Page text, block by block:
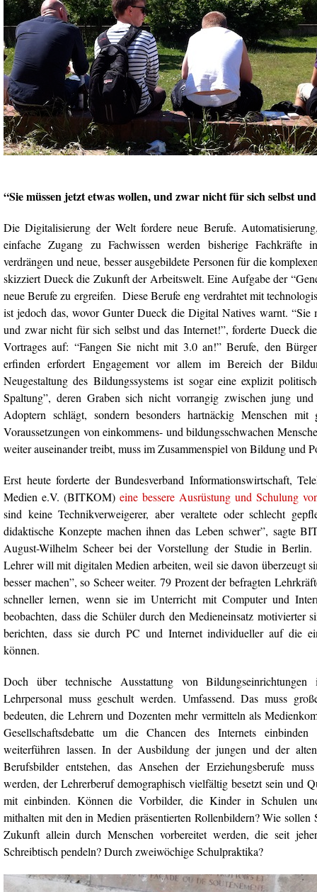
“Sie müssen jetzt etwas wollen, und zwar nicht für sich selbst
Die Digitalisierung der Welt fordere neue Berufe.
einfache Zugang zu Fachwissen werden bisherige Fachkräfte
verdrängen und neue, besser ausgebildete Personen für die
skizziert Dueck die Zukunft der Arbeitswelt. Eine Aufgabe der
neue Berufe zu ergreifen. Diese Berufe eng verdrahtet mit
ist jedoch das, wovor Gunter Dueck die Digital Natives warnt. “Sie
und zwar nicht für sich selbst und das Internet!”, forderte Dueck
Vortrages auf: “Fangen Sie nicht mit 3.0 an!” Berufe, den
erfinden erfordert Engagement vor allem im Bereich der
Neugestaltung des Bildungssystems ist sogar eine explizit
Spaltung”, deren Graben sich nicht vorrangig zwischen jung
Adoptern schlägt, sondern besonders hartnäckig Menschen mit
Voraussetzungen von einkommens- und bildungsschwachen
weiter auseinander treibt, muss im Zusammenspiel von Bildung und
Erst heute forderte der Bundesverband Informationswirtschaft,
Medien e.V. (BITKOM) eine bessere Ausrüstung und Schulung
sind keine Technikverweigerer, aber veraltete oder schlecht
didaktische Konzepte machen ihnen das Leben schwer”, sagte
August-Wilhelm Scheer bei der Vorstellung der Studie in
Lehrer will mit digitalen Medien arbeiten, weil sie davon überzeugt
besser machen”, so Scheer weiter. 79 Prozent der befragten
schneller lernen, wenn sie im Unterricht mit Computer und
beobachten, dass die Schüler durch den Medieneinsatz motivierter
berichten, dass sie durch PC und Internet individueller auf die
können.
Doch über technische Ausstattung von
Lehrpersonal muss geschult werden. Umfassend. Das muss
bedeuten, die Lehrern und Dozenten mehr vermitteln als
Gesellschaftsdebatte um die Chancen des Internets
weiterführen lassen. In der Ausbildung der jungen und der
Berufsbilder entstehen, das Ansehen der Erziehungsberufe
werden, der Lehrerberuf demographisch vielfältig besetzt sein und
mit einbinden. Können die Vorbilder, die Kinder in Schulen
mithalten mit den in Medien präsentierten Rollenbildern? Wie sollen
Zukunft allein durch Menschen vorbereitet werden, die seit
Schreibtisch pendeln? Durch zweiwöchige Schulpraktika?